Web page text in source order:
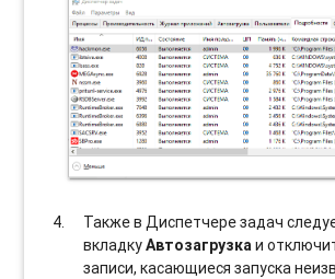
Также в Диспетчере задач
вкладкуАвтозагрузкаи
записи, касающиеся запуска